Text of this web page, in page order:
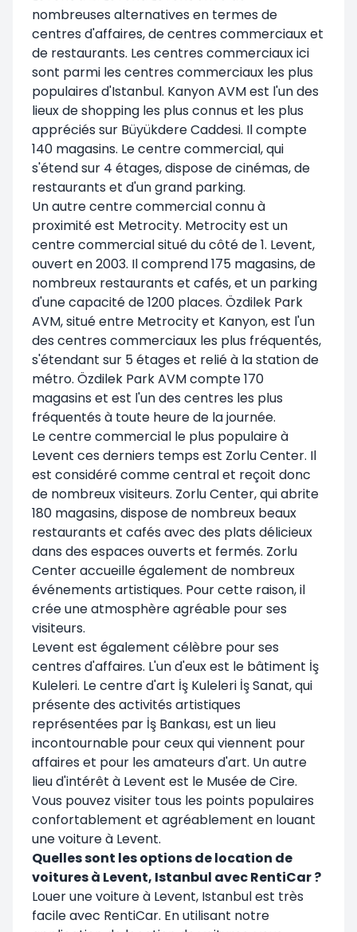
nombreuses alternatives en termes de
centres d'affaires, de centres commerciaux et
de restaurants. Les centres commerciaux ici
sont parmi les centres commerciaux les plus
populaires d'Istanbul. Kanyon AVM est l'un des
lieux de shopping les plus connus et les plus
appréciés sur Büyükdere Caddesi. Il compte
140 magasins. Le centre commercial, qui
s'étend sur 4 étages, dispose de cinémas, de
restaurants et d'un grand parking.
Un autre centre commercial connu à
proximité est Metrocity. Metrocity est un
centre commercial situé du côté de 1. Levent,
ouvert en 2003. Il comprend 175 magasins, de
nombreux restaurants et cafés, et un parking
d'une capacité de 1200 places. Özdilek Park
AVM, situé entre Metrocity et Kanyon, est l'un
des centres commerciaux les plus fréquentés,
s'étendant sur 5 étages et relié à la station de
métro. Özdilek Park AVM compte 170
magasins et est l'un des centres les plus
fréquentés à toute heure de la journée.
Le centre commercial le plus populaire à
Levent ces derniers temps est Zorlu Center. Il
est considéré comme central et reçoit donc
de nombreux visiteurs. Zorlu Center, qui abrite
180 magasins, dispose de nombreux beaux
restaurants et cafés avec des plats délicieux
dans des espaces ouverts et fermés. Zorlu
Center accueille également de nombreux
événements artistiques. Pour cette raison, il
crée une atmosphère agréable pour ses
visiteurs.
Levent est également célèbre pour ses
centres d'affaires. L'un d'eux est le bâtiment İş
Kuleleri. Le centre d'art İş Kuleleri İş Sanat, qui
présente des activités artistiques
représentées par İş Bankası, est un lieu
incontournable pour ceux qui viennent pour
affaires et pour les amateurs d'art. Un autre
lieu d'intérêt à Levent est le Musée de Cire.
Vous pouvez visiter tous les points populaires
confortablement et agréablement en louant
une voiture à Levent.
Quelles sont les options de location de
voitures à Levent, Istanbul avec RentiCar ?
Louer une voiture à Levent, Istanbul est très
facile avec RentiCar. En utilisant notre